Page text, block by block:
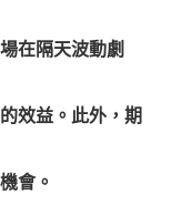
在隔天波動劇
效益。此外，期
會。